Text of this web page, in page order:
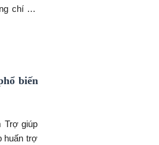
chí Vũ
biến
Trợ giúp
huấn trợ